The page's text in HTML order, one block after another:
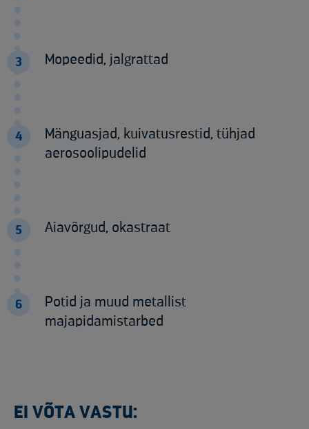
3 Mopeedid, jalgrattad
4
Mänguasjad, kuivatusrestid, tühjad
aerosoolipudelid
5 Aiavõrgud, okastraat
6
Potid ja muud metallist
majapidamistarbed
EI VÕTA VASTU: